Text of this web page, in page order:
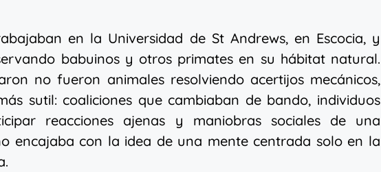
en la Universidad de St Andrews, en Escocia, y
babuinos y otros primates en su hábitat natural.
no fueron animales resolviendo acertijos mecánicos,
sutil: coaliciones que cambiaban de bando, individuos
reacciones ajenas y maniobras sociales de una
encajaba con la idea de una mente centrada solo en la